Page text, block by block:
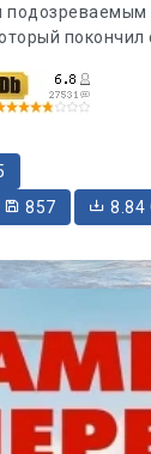
покончил
857
8.84